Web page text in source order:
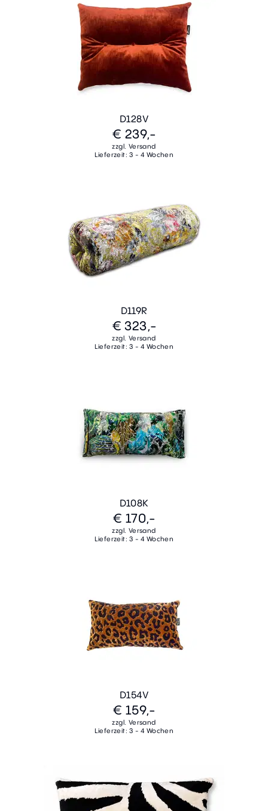
D128V
€ 239,-
zzgl. Versand
Lieferzeit: 3 - 4 Wochen
D119R
€ 323,-
zzgl. Versand
Lieferzeit: 3 - 4 Wochen
D108K
€ 170,-
zzgl. Versand
Lieferzeit: 3 - 4 Wochen
D154V
€ 159,-
zzgl. Versand
Lieferzeit: 3 - 4 Wochen